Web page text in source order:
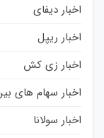
اخبار دیفای
اخبار ریپل
اخبار زی کش
اخبار سهام های
اخبار سولانا